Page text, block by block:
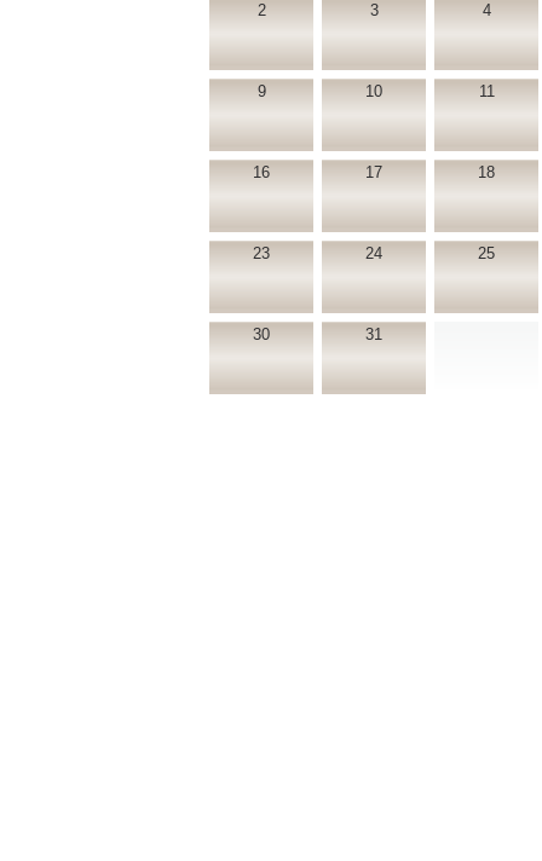
2 3 4
9 10 11
16 17 18
23 24 25
30 31